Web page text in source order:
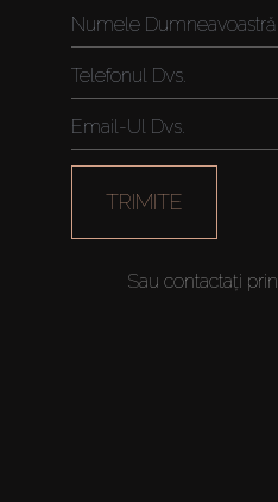
TRIMITE
Sau contactați prin